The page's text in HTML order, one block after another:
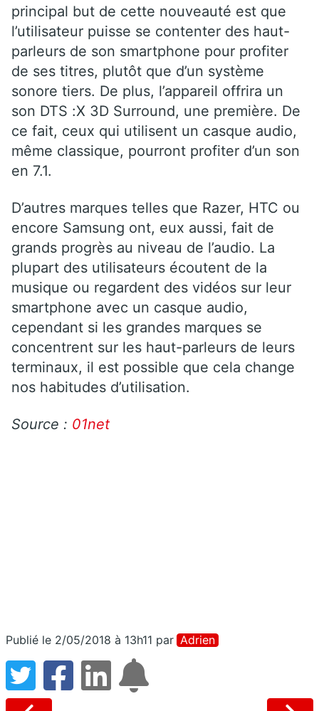
principal but de cette nouveauté est que
l’utilisateur puisse se contenter des haut-
parleurs de son smartphone pour profiter
de ses titres, plutôt que d’un système
sonore tiers. De plus, l’appareil offrira un
son DTS :X 3D Surround, une première. De
ce fait, ceux qui utilisent un casque audio,
même classique, pourront profiter d’un son
en 7.1.
D’autres marques telles que Razer, HTC ou
encore Samsung ont, eux aussi, fait de
grands progrès au niveau de l’audio. La
plupart des utilisateurs écoutent de la
musique ou regardent des vidéos sur leur
smartphone avec un casque audio,
cependant si les grandes marques se
concentrent sur les haut-parleurs de leurs
terminaux, il est possible que cela change
nos habitudes d’utilisation.
Source : 01net
Publié le 2/05/2018 à 13h11 par Adrien